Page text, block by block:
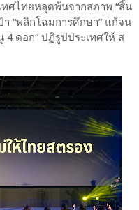
ทศไทยหลุดพ้นจากสภาพ “สิ้น
า “พลิกโฉมการศึกษา” แก้จน
ดอก” ปฏิรูปประเทศให้ ส